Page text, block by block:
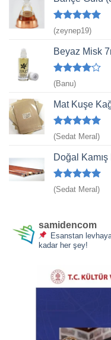
5 üzerinden
5
oy aldı
(zeynep19)
Beyaz Misk
5
üzerinden
4 oy aldı
(Banu)
Mat Kuşe
5 üzerinden
5
(Sedat Meral)
Doğal
5 üzerinden
5
(Sedat Meral)
samidencom
Esanstan
kadar her şey!